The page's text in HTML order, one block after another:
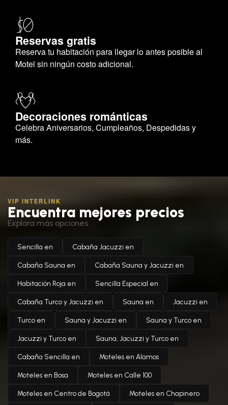
Reservas gratis
Reserva tu habitación para llegar lo antes posible al
Motel sin ningún costo adicional.
Decoraciones románticas
Celebra Aniversarios, Cumpleaños, Despedidas y
más.
VIP INTERLINK
Encuentra mejores precios
Explora más opciones
Sencilla en Cabaña Jacuzzi en
Cabaña Sauna en Cabaña Sauna y Jacuzzi en
Habitación Roja en Sencilla Especial en
Cabaña Turco y Jacuzzi en Sauna en Jacuzzi en
Turco en Sauna y Jacuzzi en Sauna y Turco en
Jacuzzi y Turco en Sauna, Jacuzzi y Turco en
Cabaña Sencilla en Moteles en Alamos
Moteles en Bosa Moteles en Calle 100
Moteles en Centro de Bogotá Moteles en Chapinero